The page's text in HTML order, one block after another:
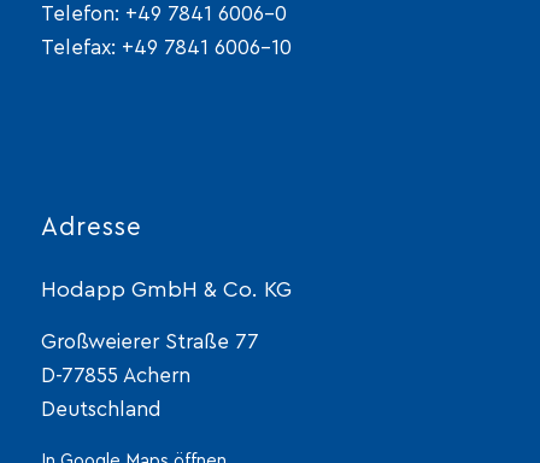
Telefon: +49 7841 6006-0
Telefax: +49 7841 6006-10
Adresse
Hodapp GmbH & Co. KG
Großweierer Straße 77
D-77855 Achern
Deutschland